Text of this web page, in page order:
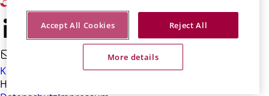
Kontakt
HDI-Platz 1 • 30659 Hannover
Accept All Cookies Reject All
More details